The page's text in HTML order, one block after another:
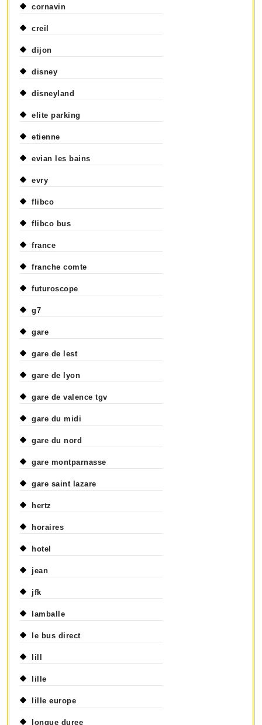
cornavin
creil
dijon
disney
disneyland
elite parking
etienne
evian les bains
evry
flibco
flibco bus
france
franche comte
futuroscope
g7
gare
gare de lest
gare de lyon
gare de valence tgv
gare du midi
gare du nord
gare montparnasse
gare saint lazare
hertz
horaires
hotel
jean
jfk
lamballe
le bus direct
lill
lille
lille europe
longue duree